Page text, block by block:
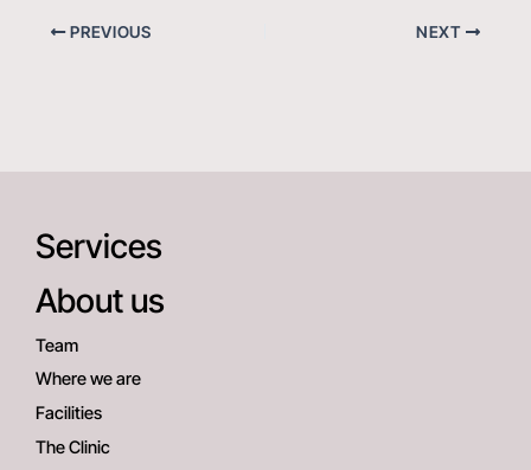
PREVIOUS NEXT
Services
About us
Team
Where we are
Facilities
The Clinic